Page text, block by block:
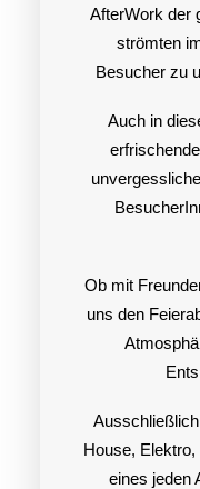
AfterWork der
strömten
Besucher zu
Auch in
Ob mit
uns den
House,
eines jeden